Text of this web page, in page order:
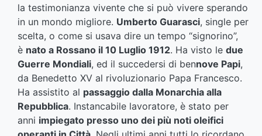
la testimonianza vivente che si può vivere sperando
in un mondo migliore. Umberto Guarasci, single per
scelta, o come si usava dire un tempo “signorino”,
è nato a Rossano il 10 Luglio 1912. Ha visto le due
Guerre Mondiali, ed il succedersi di bennove Papi,
da Benedetto XV al rivoluzionario Papa Francesco.
Ha assistito al passaggio dalla Monarchia alla
Repubblica. Instancabile lavoratore, è stato per
anni impiegato presso uno dei più noti oleifici